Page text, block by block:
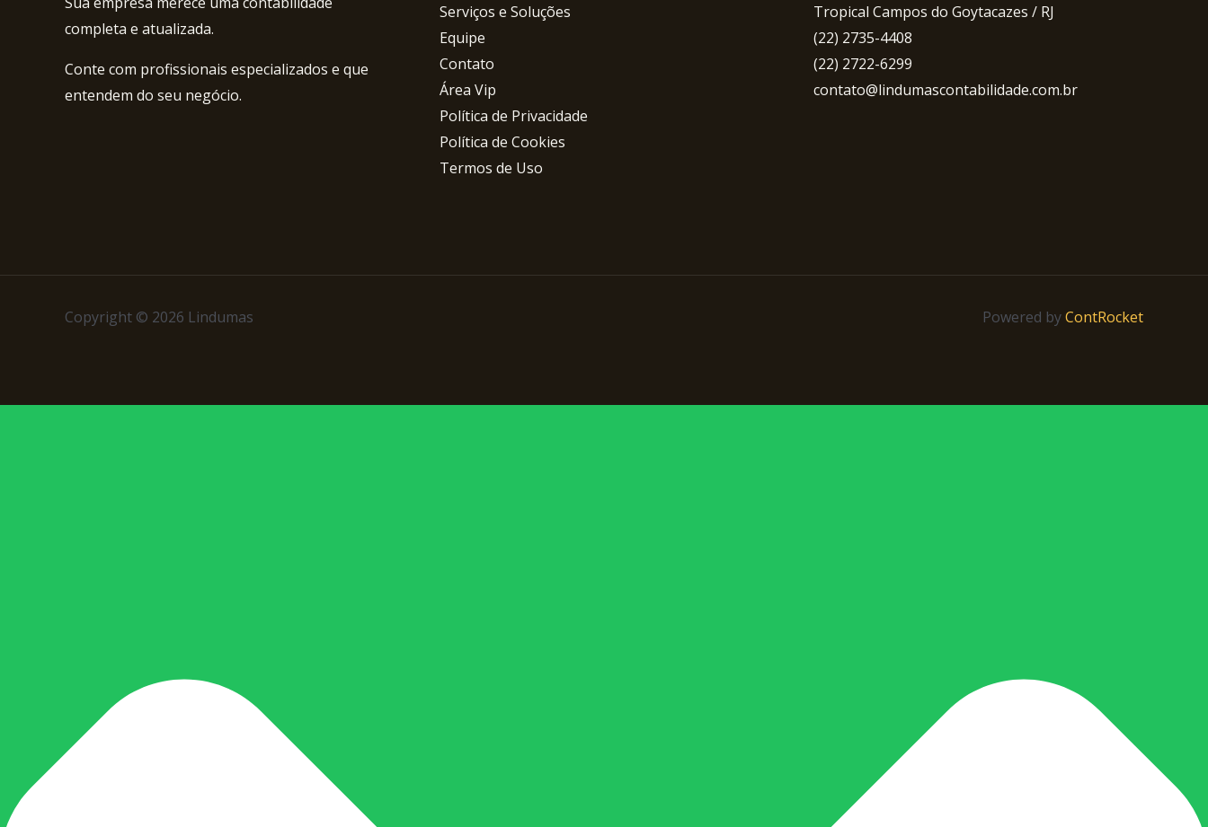
completa e atualizada.
Conte com profissionais especializados e que
entendem do seu negócio.
Serviços e Soluções
Equipe
Contato
Área Vip
Política de Privacidade
Política de Cookies
Termos de Uso
Tropical Campos do Goytacazes / RJ
(22) 2735-4408
(22) 2722-6299
contato@lindumascontabilidade.com.br
Copyright © 2026 Lindumas Powered byContRocket